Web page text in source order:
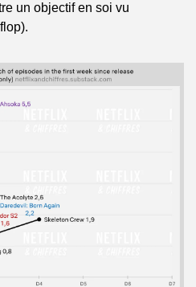
un objectif en soi vu